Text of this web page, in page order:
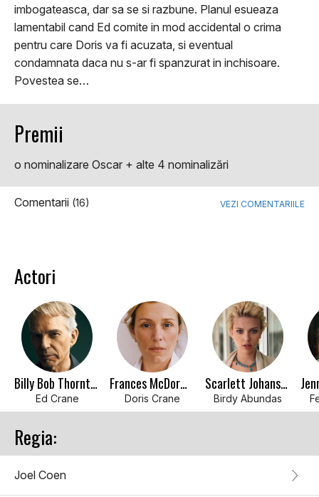
imbogateasca, dar sa se si razbune. Planul esueaza
lamentabil cand Ed comite in mod accidental o crima
pentru care Doris va fi acuzata, si eventual
condamnata daca nu s-ar fi spanzurat in inchisoare.
Povestea se…
Premii
o nominalizare Oscar + alte 4 nominalizări
Comentarii (16) VEZI COMENTARIILE
Actori
Billy Bob Thornton
Ed Crane
Frances McDormand
Doris Crane
Scarlett Johansson
Birdy Abundas
Regia:
Joel Coen